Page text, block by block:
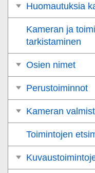
Huomautuksia
Kameran ja
tarkistaminen
Osien nimet
Perustoiminnot
Kameran
Toimintojen